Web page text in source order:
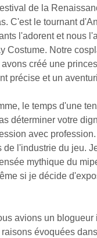
de la
C'est le tournant
l'adorent et nous
Notre
créé une
précise et un
le temps d'une
déterminer votre
avec
l'industrie du jeu.
mythique du
si je décide
avions un
évoquées